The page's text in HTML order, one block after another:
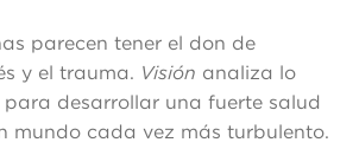
parecen tener el don de
y el trauma. Visión analiza lo
para desarrollar una fuerte salud
mundo cada vez más turbulento.